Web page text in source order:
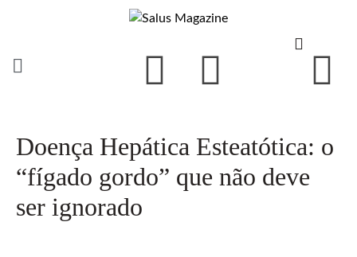
Doença Hepática Esteatótica: o
“fígado gordo” que não deve
ser ignorado